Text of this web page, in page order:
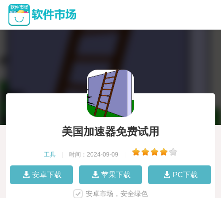
美国加速器免费试用
工具 时间：2024-09-09
安卓下载 苹果下载 PC下载
安卓市场，安全绿色